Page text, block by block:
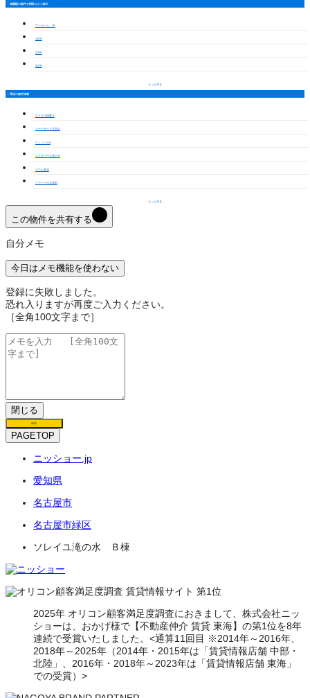
徳重駅の物件を間取りから探す
ワンルーム・1K
1LDK
2LDK
3LDK
もっと見る
周辺の物件情報
ロイヤル徳重Ⅱ
パークサイド左京山
ウィンベルα
エスポワール滝の水
ラウム鳥澄
ファミール太鼓田
もっと見る
この物件を共有する
自分メモ
今日はメモ機能を使わない
登録に失敗しました。
恐れ入りますが再度ご入力ください。
［全角100文字まで］
閉じる
保存
PAGETOP
ニッショー.jp
愛知県
名古屋市
名古屋市緑区
ソレイユ滝の水 Ｂ棟
2025年 オリコン顧客満足度調査におきまして、株式会社ニッ
ショーは、おかげ様で【不動産仲介 賃貸 東海】の第1位を8年
連続で受賞いたしました。<通算11回目 ※2014年～2016年、
2018年～2025年（2014年・2015年は「賃貸情報店舗 中部・
北陸」、2016年・2018年～2023年は「賃貸情報店舗 東海」
での受賞）>